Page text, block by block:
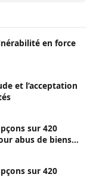
en force
et l’acceptation
sur 420
abus de biens
sur 420